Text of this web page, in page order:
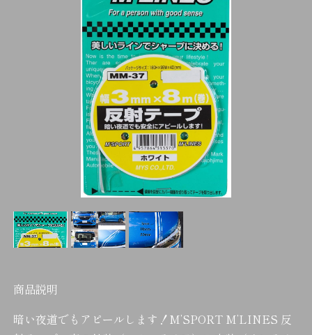
商品説明
暗い夜道でもアピールします！M’SPORT M’LINES 反